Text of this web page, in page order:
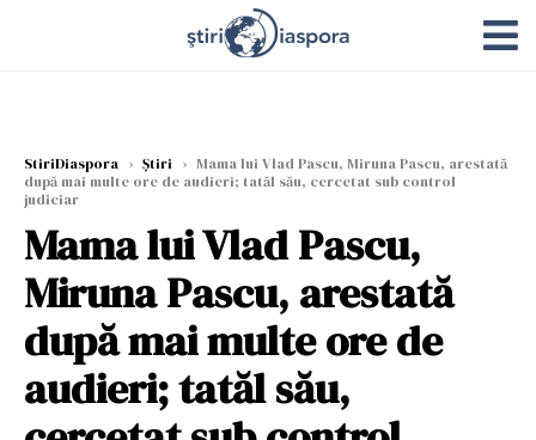
StiriDiaspora › Știri › Mama lui Vlad Pascu, Miruna Pascu, arestată
după mai multe ore de audieri; tatăl său, cercetat sub control
judiciar
Mama lui Vlad Pascu,
Miruna Pascu, arestată
după mai multe ore de
audieri; tatăl său,